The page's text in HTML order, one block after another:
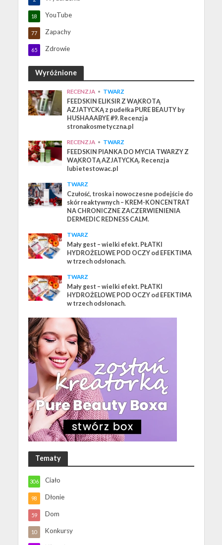
YouTube
18
Zapachy
77
Zdrowie
65
Wyróżnione
RECENZJA • TWARZ
FEEDSKIN ELIKSIR Z WĄKROTĄ
AZJATYCKĄ z pudełka PURE BEAUTY by
HUSHAAABYE #9. Recenzja
stronakosmetyczna.pl
RECENZJA • TWARZ
FEEDSKIN PIANKA DO MYCIA TWARZY Z
WĄKROTĄ AZJATYCKĄ. Recenzja
lubietestowac.pl
TWARZ
Czułość, troska i nowoczesne podejście do
skór reaktywnych – KREM-KONCENTRAT
NA CHRONICZNE ZACZERWIENIENIA
DERMEDIC REDNESS CALM.
TWARZ
Mały gest – wielki efekt. PŁATKI
HYDROŻELOWE POD OCZY od EFEKTIMA
w trzech odsłonach.
TWARZ
Mały gest – wielki efekt. PŁATKI
HYDROŻELOWE POD OCZY od EFEKTIMA
w trzech odsłonach.
Tematy
Ciało
306
Dłonie
98
Dom
59
Konkursy
10